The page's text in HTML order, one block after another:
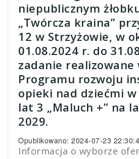
niepublicznym
„Twórcza kraina”
12 w Strzyżowie, w
01.08.2024 r. do
zadanie realizowane
Programu rozwoju
opieki nad dziećmi
lat 3 „Maluch +” na
2029.
Opublikowano: 2024-07-23
Informacja o wyborze